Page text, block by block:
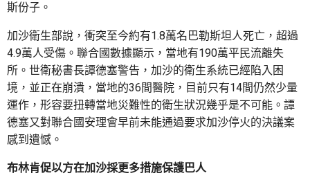
斯份子。
加沙衛生部說，衝突至今約有1.8萬名巴勒斯坦人死亡，超過
4.9萬人受傷。聯合國數據顯示，當地有190萬平民流離失
所。世衛秘書長譚德塞警告，加沙的衛生系統已經陷入困
境，並正在崩潰，當地的36間醫院，目前只有14間仍然少量
運作，形容要扭轉當地災難性的衛生狀況幾乎是不可能。譚
德塞又對聯合國安理會早前未能通過要求加沙停火的決議案
感到遺憾。
布林肯促以方在加沙採更多措施保護巴人